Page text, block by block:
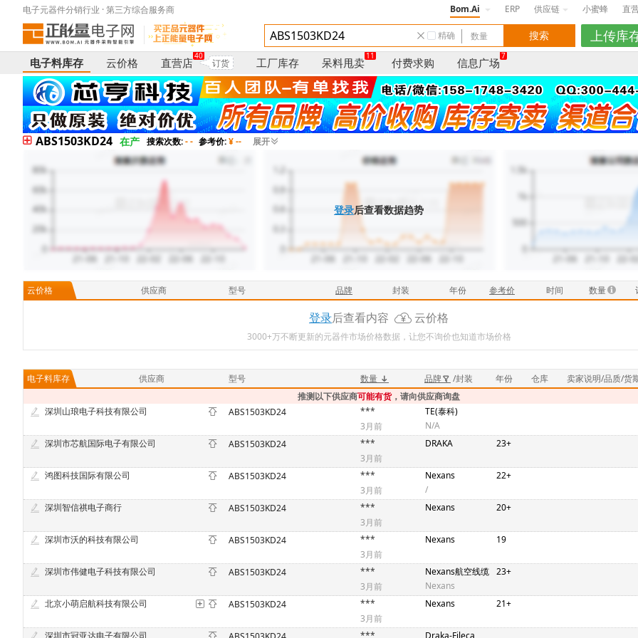
电子元器件分销行业 · 第三方综合服务商 Bom.Ai ERP 供应链 小蜜蜂 直
精确
电子料库存 云价格 直营店
40
订货 工厂库存 呆料甩卖
11
付费求购 信息广场
7
ABS1503KD24 在产 搜索次数:- - 参考价:¥ -- 展开
登录后查看数据趋势
云价格 供应商 型号 品牌 封装 年份 参考价 时间 数量
登录后查看内容 云价格
3000+万不断更新的元器件市场价格数据，让您不询价也知道市场价格
电子料库存 供应商 型号 数量 品牌 /封装 年份 仓库
卖家说明/品质/货
推测以下供应商可能有货，请向供应商询盘
深圳山琅电子科技有限公司
ABS1503KD24
***
3月前
TE(泰科)
N/A
深圳市芯航国际电子有限公司
ABS1503KD24
***
3月前
DRAKA 23+
鸿图科技国际有限公司 ABS1503KD24
***
3月前
Nexans
/
22+
深圳智信祺电子商行 ABS1503KD24
***
3月前
Nexans 20+
深圳市沃的科技有限公司 ABS1503KD24
***
3月前
Nexans 19
深圳市伟健电子科技有限公司 ABS1503KD24
***
3月前
Nexans航空线缆
Nexans
23+
北京小萌启航科技有限公司 ABS1503KD24
***
3月前
Nexans 21+
深圳市冠亚达电子有限公司 *** Draka-Fileca